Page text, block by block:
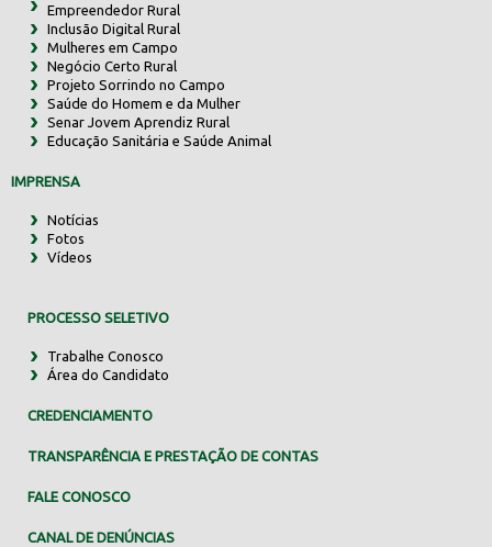
Empreendedor Rural
Inclusão Digital Rural
Mulheres em Campo
Negócio Certo Rural
Projeto Sorrindo no Campo
Saúde do Homem e da Mulher
Senar Jovem Aprendiz Rural
Educação Sanitária e Saúde Animal
IMPRENSA
Notícias
Fotos
Vídeos
PROCESSO SELETIVO
Trabalhe Conosco
Área do Candidato
CREDENCIAMENTO
TRANSPARÊNCIA E PRESTAÇÃO DE CONTAS
FALE CONOSCO
CANAL DE DENÚNCIAS